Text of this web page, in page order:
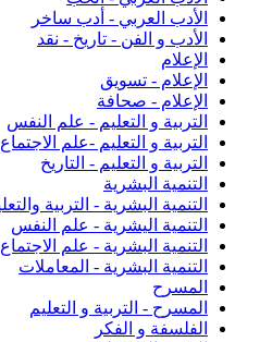
الأدب العربي - أدب ساخر
الأدب و الفن - تاريخ - نقد
الإعلام
الإعلام - تسويق
الإعلام - صحافة
التربية و التعليم - علم النفس
التربية و التعليم -علم الاجتماع
التربية و التعليم - التاريخ
التنمية البشرية
التنمية البشرية - التربية
التنمية اليشرية - علم النفس
التنمية البشرية - علم الاجتماع
التنمية البشرية - المعاملات
المسرح
المسرح - التربية و التعليم
الفلسفة و الفكر